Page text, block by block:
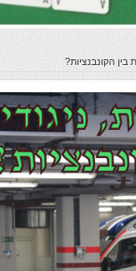
בין הקונבנציות?